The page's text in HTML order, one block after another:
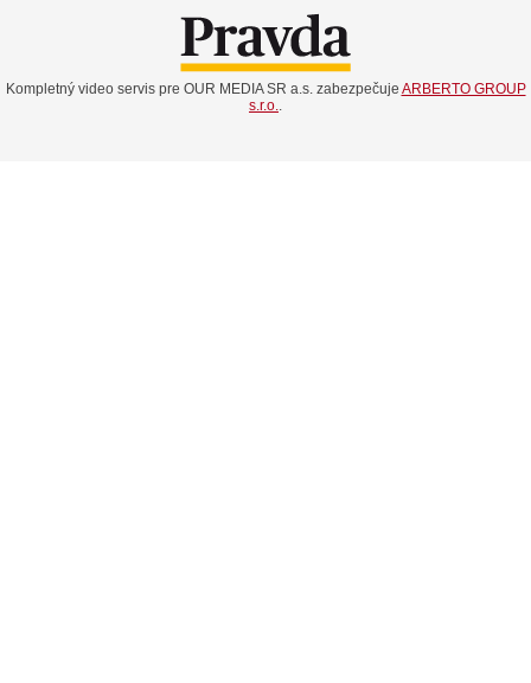
Kompletný video servis pre OUR MEDIA SR a.s. zabezpečuje ARBERTO GROUP
s.r.o.